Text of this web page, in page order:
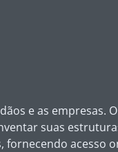
e as empresas.
suas
acesso